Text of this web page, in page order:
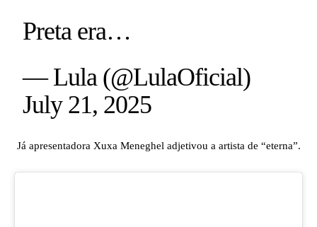
Preta era…
— Lula (@LulaOficial)
July 21, 2025
Já apresentadora Xuxa Meneghel adjetivou a artista de “eterna”.